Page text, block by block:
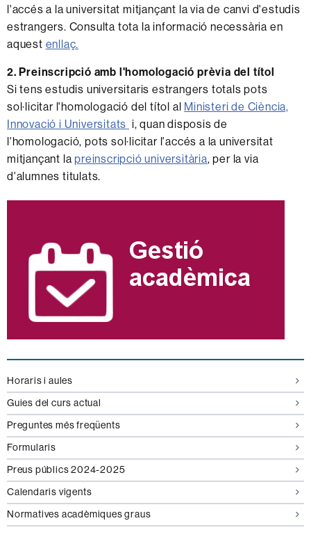
l'accés a la universitat mitjançant la via de canvi d'estudis
estrangers. Consulta tota la informació necessària en
aquest enllaç.
2. Preinscripció amb l'homologació prèvia del títol
Si tens estudis universitaris estrangers totals pots
sol·licitar l'homologació del títol al Ministeri de Ciència,
Innovació i Universitats i, quan disposis de
l'homologació, pots sol·licitar l'accés a la universitat
mitjançant lapreinscripció universitària, per la via
d'alumnes titulats.
Informació
Horaris i aules
Guies del curs actual
Preguntes més freqüents
Formularis
Preus públics 2024-2025
Calendaris vigents
Normatives acadèmiques graus